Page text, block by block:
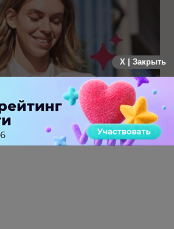
нужны mobile push-
кого это – лишняя трата ресурсов
X | Закрыть